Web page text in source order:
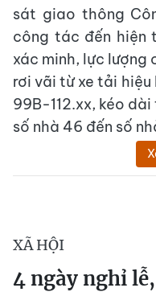
sát giao thông
công tác đến hiện
xác minh, lực lượng
rơi vãi từ xe tải
99B-112.xx, kéo
số nhà 46 đến số
XÃ HỘI
4 ngày nghỉ